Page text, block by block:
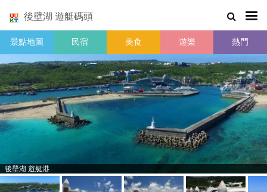
後壁湖 遊艇碼頭
景點地圖 民宿 美食 遊樂 熱門
後壁湖 遊艇港